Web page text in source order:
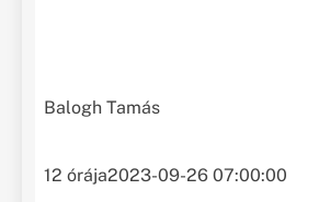
Balogh Tamás
12 órája2023-09-26 07:00:00